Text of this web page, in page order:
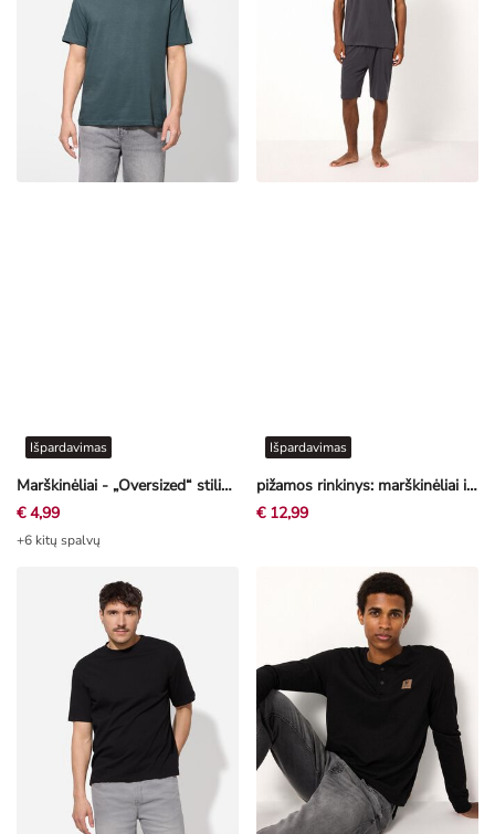
Marškinėliai - „Oversized“ stiliaus - tamsi turkio
Išpardavimas
€ 4,99
+6 kitų spalvų
pižamos rinkinys: marškinėliai ir šortai - One Piece - tamsiai pilka
Išpardavimas
€ 12,99